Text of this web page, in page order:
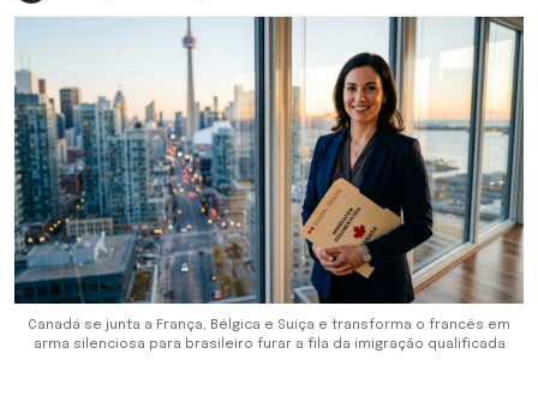
Canadá se junta a França, Bélgica e Suíça e transforma o francês em
arma silenciosa para brasileiro furar a fila da imigração qualificada